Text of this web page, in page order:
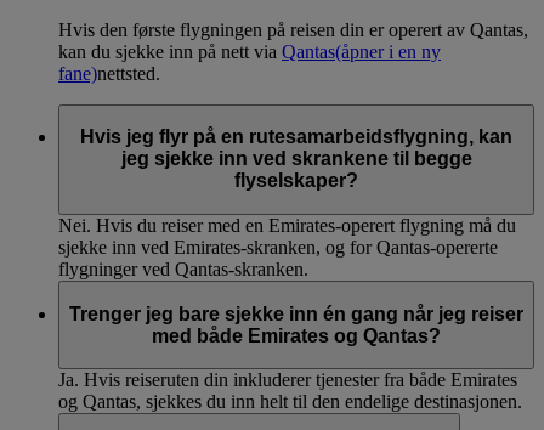
Hvis den første flygningen på reisen din er operert av Qantas,
kan du sjekke inn på nett via Qantas(åpner i en ny
fane)nettsted.
Hvis jeg flyr på en rutesamarbeidsflygning, kan
jeg sjekke inn ved skrankene til begge
flyselskaper?
Nei. Hvis du reiser med en Emirates-operert flygning må du
sjekke inn ved Emirates-skranken, og for Qantas-opererte
flygninger ved Qantas-skranken.
Trenger jeg bare sjekke inn én gang når jeg reiser
med både Emirates og Qantas?
Ja. Hvis reiseruten din inkluderer tjenester fra både Emirates
og Qantas, sjekkes du inn helt til den endelige destinasjonen.